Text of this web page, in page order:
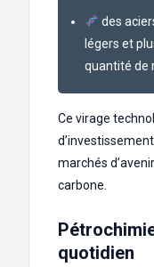
des
légers et
quantité de
Ce virage
marchés
carbone.
quotidien